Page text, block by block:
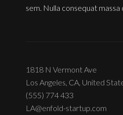
sem. Nulla consequat massa
1818 N Vermont Ave
Los Angeles, CA, United
(555) 774 433
LA@enfold-startup.com